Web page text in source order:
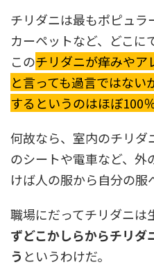
チリダニは最もポピュラ
カーペットなど、どこに
このチリダニが痒みやア
と言っても過言ではな
するというのはほぼ100
何故なら、室内のチリダ
のシートや電車など、
けば人の服から自分の服
職場にだってチリダニは
ずどこかしらからチリダ
う というわけだ。